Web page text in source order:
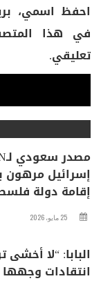
احفظ اسمي،
في هذا
تعليقي.
إسرائيل مرهون
إقامة دولة
25 مايو، 2026
البابا: “لا
انتقادات